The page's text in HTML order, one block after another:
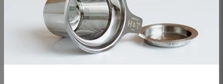
DÉCOUVRIR